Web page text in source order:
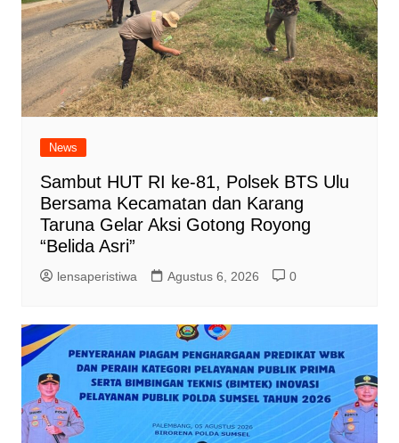
News
Sambut HUT RI ke-81, Polsek BTS Ulu
Bersama Kecamatan dan Karang
Taruna Gelar Aksi Gotong Royong
“Belida Asri”
lensaperistiwa Agustus 6, 2026 0